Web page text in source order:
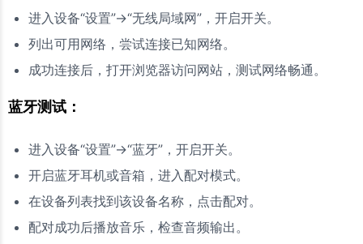
进入设备“设置”->“无线局域网”，开启开关。
列出可用网络，尝试连接已知网络。
成功连接后，打开浏览器访问网站，测试网络畅通。
蓝牙测试：
进入设备“设置”->“蓝牙”，开启开关。
开启蓝牙耳机或音箱，进入配对模式。
在设备列表找到该设备名称，点击配对。
配对成功后播放音乐，检查音频输出。